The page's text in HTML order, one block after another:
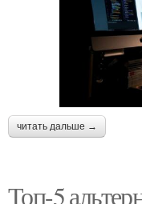
читать дальше →
Топ-5